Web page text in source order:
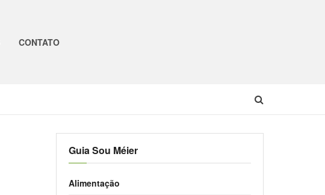
CONTATO
Guia Sou Méier
Alimentação